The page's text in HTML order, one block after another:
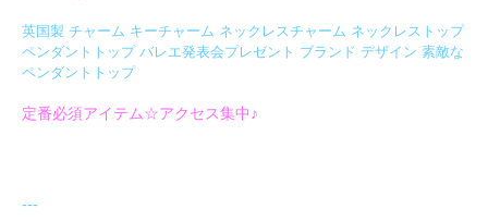
英国製 チャーム キーチャーム ネックレスチャーム ネックレストップ
ペンダントトップ バレエ発表会プレゼント ブランド デザイン 素敵な
ペンダントトップ
定番必須アイテム☆アクセス集中♪
---